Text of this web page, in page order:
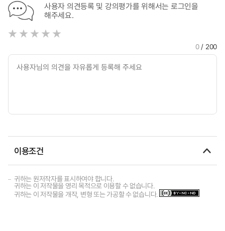
사용자 의견등록 및 강의평가를 위해서는 로그인을
해주세요.
0/ 200
이용조건
귀하는 원저작자를 표시하여야 합니다.
귀하는 이 저작물을 영리 목적으로 이용할 수 없습니다.
귀하는 이 저작물을 개작, 변형 또는 가공할 수 없습니다.